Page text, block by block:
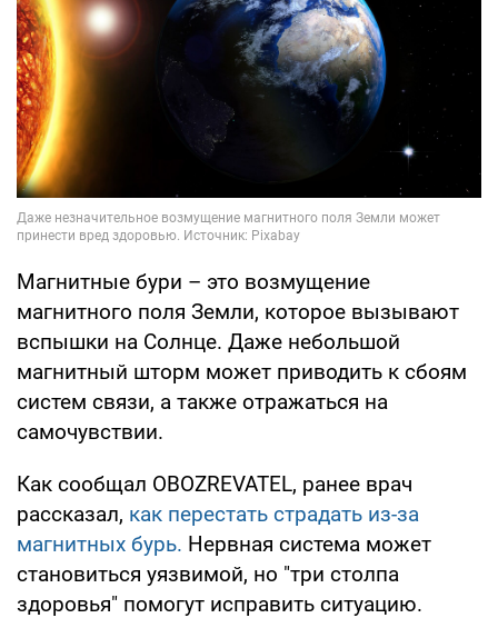
Магнитные бури – это возмущение
магнитного поля Земли, которое вызывают
вспышки на Солнце. Даже небольшой
магнитный шторм может приводить к сбоям
систем связи, а также отражаться на
самочувствии.
Как сообщал OBOZREVATEL, ранее врач
рассказал, как перестать страдать из-за
магнитных бурь. Нервная система может
становиться уязвимой, но "три столпа
здоровья" помогут исправить ситуацию.